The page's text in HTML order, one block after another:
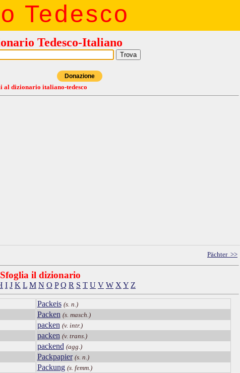
Tedesco
Tedesco-Italiano
Donazione
al dizionario italiano-tedesco
Pächter >>
Sfoglia il dizionario
I J K L M N O P Q R S T U V W X Y Z
Packeis (s. n.)
Packen (s. masch.)
packen (v. intr.)
packen (v. trans.)
packend (agg.)
Packpapier (s. n.)
Packung (s. femm.)